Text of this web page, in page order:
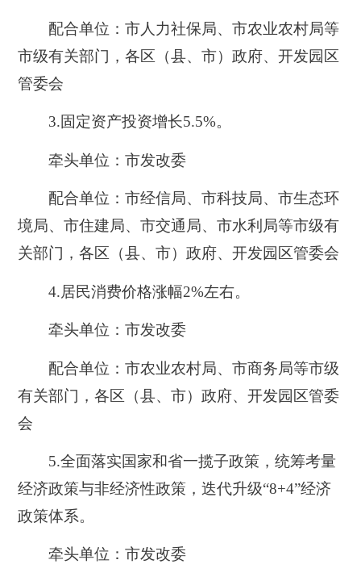
配合单位：市人力社保局、市农业农村局等
市级有关部门，各区（县、市）政府、开发园区
管委会
3.固定资产投资增长5.5%。
牵头单位：市发改委
配合单位：市经信局、市科技局、市生态环
境局、市住建局、市交通局、市水利局等市级有
关部门，各区（县、市）政府、开发园区管委会
4.居民消费价格涨幅2%左右。
牵头单位：市发改委
配合单位：市农业农村局、市商务局等市级
有关部门，各区（县、市）政府、开发园区管委
会
5.全面落实国家和省一揽子政策，统筹考量
经济政策与非经济性政策，迭代升级“8+4”经济
政策体系。
牵头单位：市发改委